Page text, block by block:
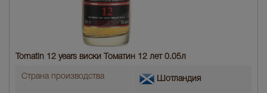
Tomatin 12 years виски Томатин 12 лет 0.05л
Страна производства Шотландия